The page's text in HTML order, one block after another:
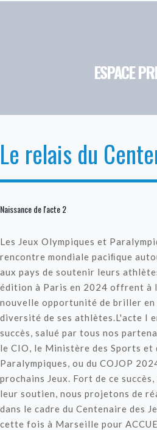
ESPACE
Le relais du
Naissance de l'acte 2
Les Jeux Olympiques et
rencontre mondiale paciﬁque
aux pays de soutenir leurs
édition à Paris en 2024 offrent à
nouvelle opportunité de briller
diversité de ses athlètes.L'acte I
succès, salué par tous nos
le CIO, le Ministère des Sports et
Paralympiques, ou du COJOP
prochains Jeux. Fort de ce
leur soutien, nous projetons de
dans le cadre du Centenaire des
cette fois à Marseille pour